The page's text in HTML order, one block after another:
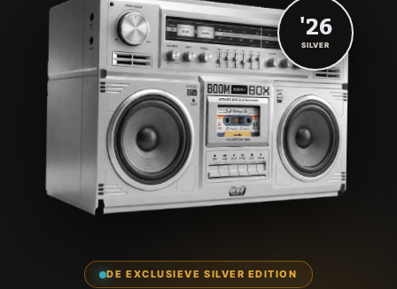
DE EXCLUSIEVE SILVER EDITION
'26
SILVER